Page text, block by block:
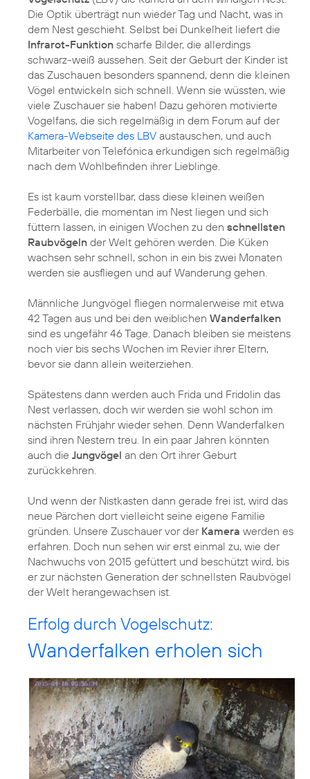
Die Optik überträgt nun wieder Tag und Nacht, was in
dem Nest geschieht. Selbst bei Dunkelheit liefert die
Infrarot-Funktion scharfe Bilder, die allerdings
schwarz-weiß aussehen. Seit der Geburt der Kinder ist
das Zuschauen besonders spannend, denn die kleinen
Vögel entwickeln sich schnell. Wenn sie wüssten, wie
viele Zuschauer sie haben! Dazu gehören motivierte
Vogelfans, die sich regelmäßig in dem Forum auf der
Kamera-Webseite des LBV austauschen, und auch
Mitarbeiter von Telefónica erkundigen sich regelmäßig
nach dem Wohlbefinden ihrer Lieblinge.
Es ist kaum vorstellbar, dass diese kleinen weißen
Federbälle, die momentan im Nest liegen und sich
füttern lassen, in einigen Wochen zu den schnellsten
Raubvögeln der Welt gehören werden. Die Küken
wachsen sehr schnell, schon in ein bis zwei Monaten
werden sie ausfliegen und auf Wanderung gehen.
Männliche Jungvögel fliegen normalerweise mit etwa
42 Tagen aus und bei den weiblichen Wanderfalken
sind es ungefähr 46 Tage. Danach bleiben sie meistens
noch vier bis sechs Wochen im Revier ihrer Eltern,
bevor sie dann allein weiterziehen.
Spätestens dann werden auch Frida und Fridolin das
Nest verlassen, doch wir werden sie wohl schon im
nächsten Frühjahr wieder sehen. Denn Wanderfalken
sind ihren Nestern treu. In ein paar Jahren könnten
auch die Jungvögel an den Ort ihrer Geburt
zurückkehren.
Und wenn der Nistkasten dann gerade frei ist, wird das
neue Pärchen dort vielleicht seine eigene Familie
gründen. Unsere Zuschauer vor der Kamera werden es
erfahren. Doch nun sehen wir erst einmal zu, wie der
Nachwuchs von 2015 gefüttert und beschützt wird, bis
er zur nächsten Generation der schnellsten Raubvögel
der Welt herangewachsen ist.
Erfolg durch Vogelschutz:
Wanderfalken erholen sich